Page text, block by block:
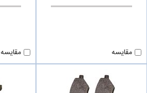
مقایسه مقایسه